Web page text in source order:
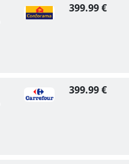
399.99 €
399.99 €